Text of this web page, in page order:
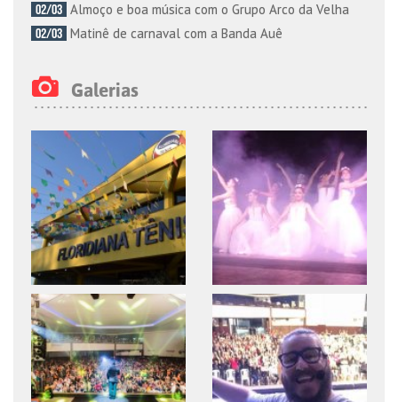
02/03 Almoço e boa música com o Grupo Arco da Velha
02/03 Matinê de carnaval com a Banda Auê
Galerias